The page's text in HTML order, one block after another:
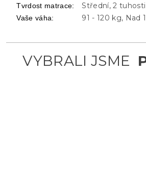
Tvrdost matrace: Střední, 2 tuhosti
Vaše váha: 91 - 120 kg, Nad